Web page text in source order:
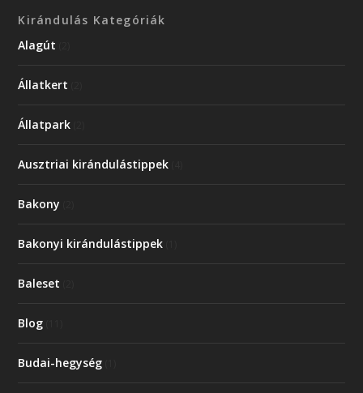
Kirándulás Kategóriák
Alagút
Állatkert
Állatpark
Ausztriai kirándulástippek
Bakony
Bakonyi kirándulástippek
Baleset
Blog
Budai-hegység